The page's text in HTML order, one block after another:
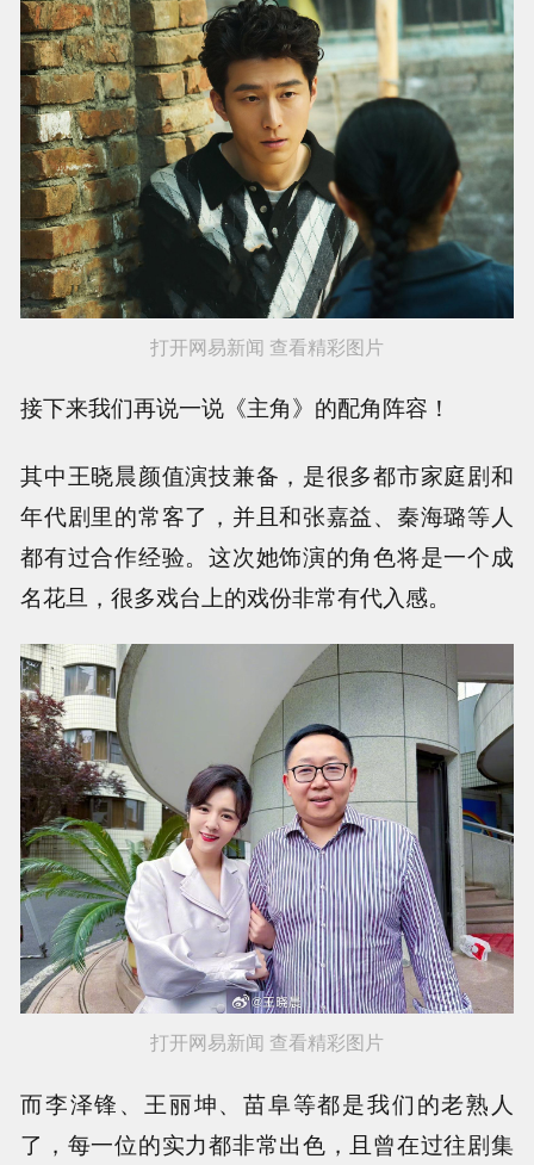
打开网易新闻 查看精彩图片
接下来我们再说一说《主角》的配角阵容！
其中王晓晨颜值演技兼备，是很多都市家庭剧和
年代剧里的常客了，并且和张嘉益、秦海璐等人
都有过合作经验。这次她饰演的角色将是一个成
名花旦，很多戏台上的戏份非常有代入感。
打开网易新闻 查看精彩图片
而李泽锋、王丽坤、苗阜等都是我们的老熟人
了，每一位的实力都非常出色，且曾在过往剧集